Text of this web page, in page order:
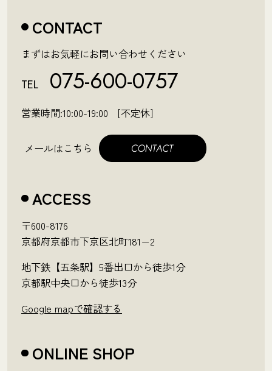
CONTACT
まずはお気軽にお問い合わせください
TEL 075-600-0757
営業時間:10:00-19:00 [不定休]
メールはこちら
ACCESS
〒600-8176
京都府京都市下京区北町181−2
地下鉄【五条駅】5番出口から徒歩1分
京都駅中央口から徒歩13分
Google mapで確認する
ONLINE SHOP